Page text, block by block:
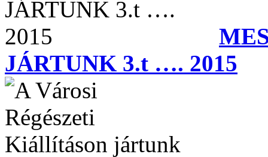
JÁRTUNK 3.t …. 2015